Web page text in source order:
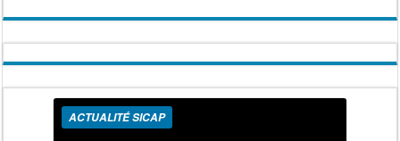
ACTUALITÉ SICAP